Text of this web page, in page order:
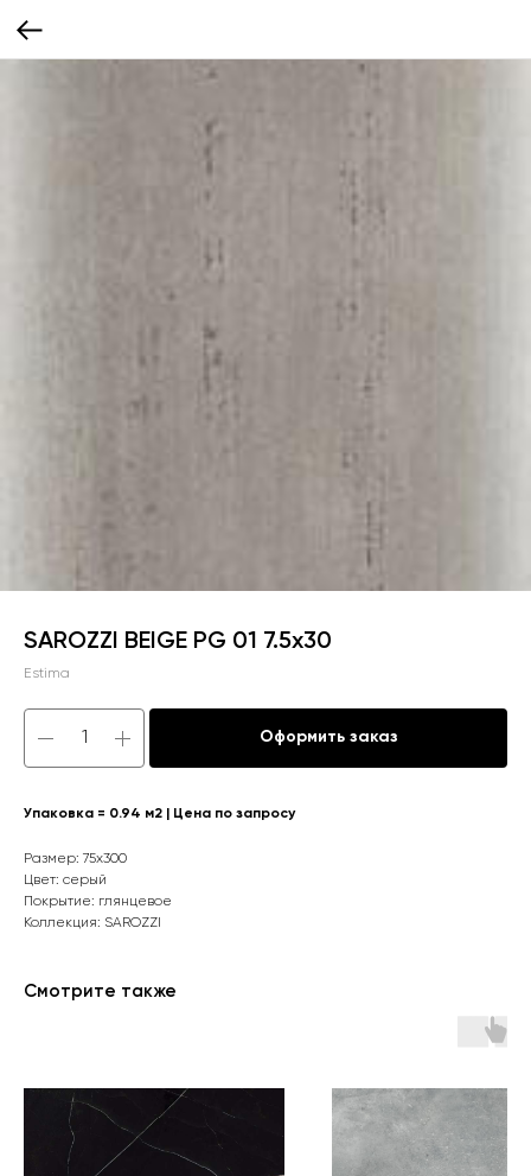
SAROZZI BEIGE PG 01 7.5x30
Estima
Оформить заказ
Упаковка = 0.94 м2 | Цена по запросу
Размер: 75х300
Цвет: серый
Покрытие: глянцевое
Коллекция: SAROZZI
Смотрите также